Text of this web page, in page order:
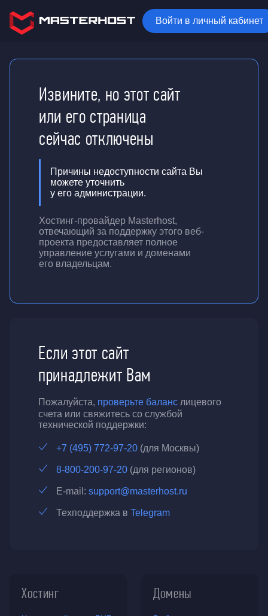
Войти в личный кабинет
Извините, но этот сайт
или его страница
сейчас отключены
Причины недоступности сайта Вы
можете уточнить
у его администрации.
Хостинг-провайдер Masterhost,
отвечающий за поддержку этого веб-
проекта предоставляет полное
управление услугами и доменами
его владельцам.
Если этот сайт
принадлежит Вам
Пожалуйста, проверьте баланс лицевого
счета или свяжитесь со службой
технической поддержки:
+7 (495) 772-97-20 (для Москвы)
8-800-200-97-20 (для регионов)
E-mail: support@masterhost.ru
Техподдержка в Telegram
Хостинг Домены